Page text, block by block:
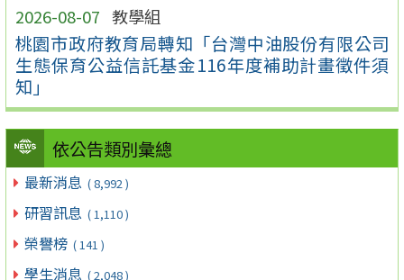
2026-08-07 教學組
桃園市政府教育局轉知「台灣中油股份有限公司
生態保育公益信託基金116年度補助計畫徵件須
知」
依公告類別彙總
最新消息 ( 8,992 )
研習訊息 ( 1,110 )
榮譽榜 ( 141 )
學生消息 ( 2,048 )